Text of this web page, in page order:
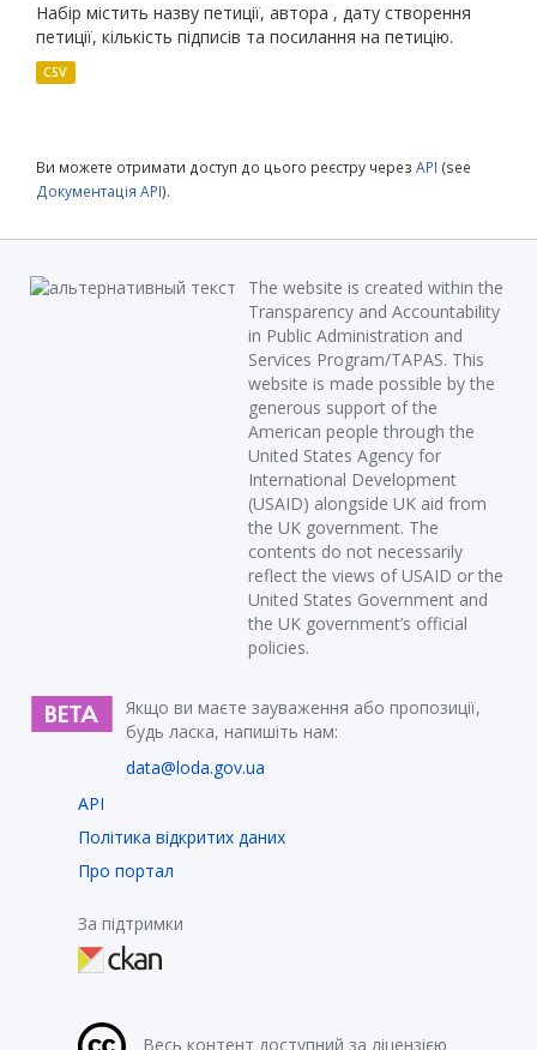
Набір містить назву петиції, автора , дату створення
петиції, кількість підписів та посилання на петицію.
CSV
Ви можете отримати доступ до цього реєстру через API (see
Документація API).
The website is created within the
Transparency and Accountability
in Public Administration and
Services Program/TAPAS. This
website is made possible by the
generous support of the
American people through the
United States Agency for
International Development
(USAID) alongside UK aid from
the UK government. The
contents do not necessarily
reflect the views of USAID or the
United States Government and
the UK government’s official
policies.
Якщо ви маєте зауваження або пропозиції,
будь ласка, напишіть нам:
data@loda.gov.ua
API
Політика відкритих даних
Про портал
За підтримки
Весь контент доступний за ліцензією